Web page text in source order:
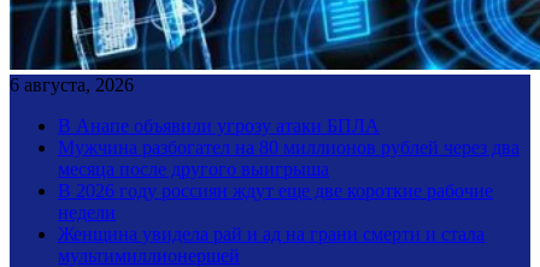
6 августа, 2026
В Анапе объявили угрозу атаки БПЛА
Мужчина разбогател на 80 миллионов рублей через два
месяца после другого выигрыша
В 2026 году россиян ждут еще две короткие рабочие
недели
Женщина увидела рай и ад на грани смерти и стала
мультимиллионершей